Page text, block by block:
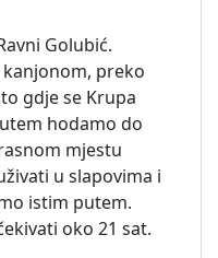
Golubić.
preko
gdje se Krupa
hodamo do
mjestu
u slapovima i
istim putem.
oko 21 sat.